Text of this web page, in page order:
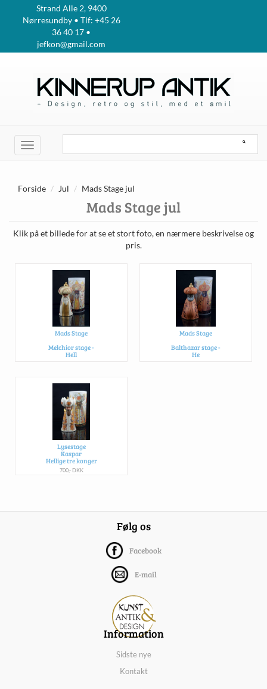
Strand Alle 2, 9400
Nørresundby • Tlf: +45 26
36 40 17 •
jefkon@gmail.com
Toggle
navigation
Forside Jul Mads Stage jul
Mads Stage jul
Klik på et billede for at se et stort foto, en nærmere beskrivelse og
pris.
Mads Stage
Melchior stage -
Hell
Mads Stage
Balthazar stage -
He
Lysestage
Kaspar
Hellige tre konger
700,- DKK
Følg os
Facebook
E-mail
Information
Sidste nye
Kontakt